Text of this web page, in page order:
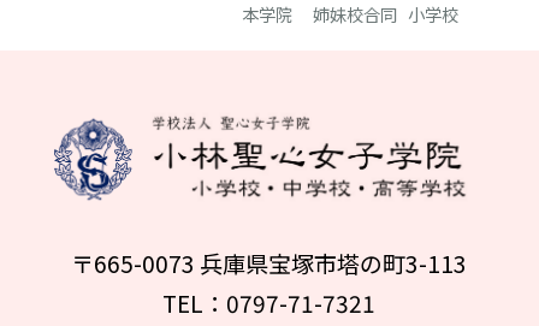
本学院 姉妹校合同 小学校
〒665-0073 兵庫県宝塚市塔の町3-113
TEL：0797-71-7321